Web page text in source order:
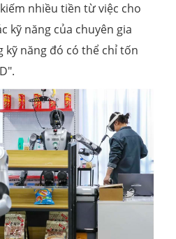
nhiều tiền từ việc cho
kỹ năng của chuyên gia
kỹ năng đó có thể chỉ tốn